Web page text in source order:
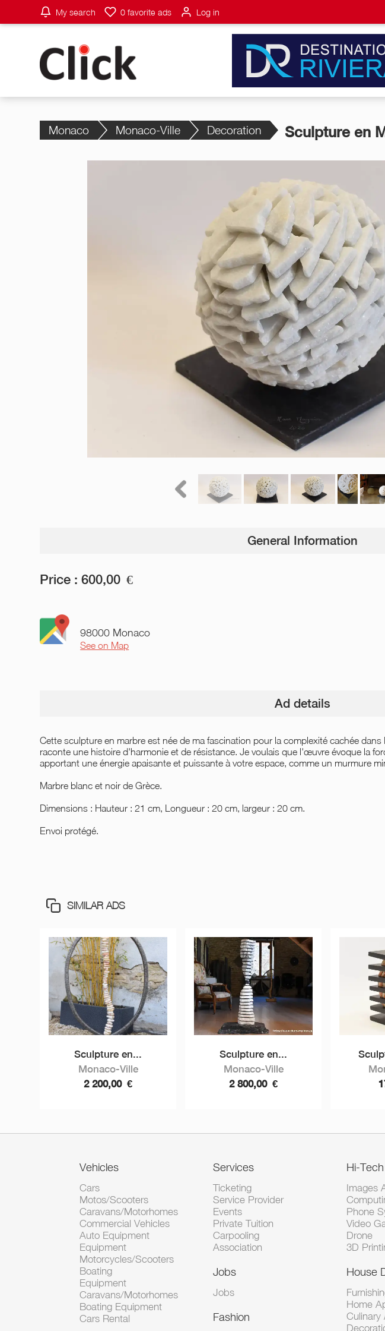
My search 0 favorite ads Log in
Monaco Monaco-Ville Decoration Sculpture en
General Information
Price : 600,00 €
98000 Monaco
See on Map
Ad details
Cette sculpture en marbre est née de ma fascination pour la complexité cachée
raconte une histoire d'harmonie et de résistance. Je voulais que l'œuvre évoque la
apportant une énergie apaisante et puissante à votre espace, comme un murmure
Marbre blanc et noir de Grèce.
Dimensions : Hauteur : 21 cm, Longueur : 20 cm, largeur : 20 cm.
Envoi protégé.
SIMILAR ADS
Sculpture en...
Monaco-Ville
2 200,00 €
Sculpture en...
Monaco-Ville
2 800,00 €
Vehicles
Cars
Motos/Scooters
Caravans/Motorhomes
Commercial Vehicles
Auto Equipment
Equipment
Motorcycles/Scooters
Boating
Equipment
Caravans/Motorhomes
Boating Equipment
Cars Rental
Services
Ticketing
Service Provider
Events
Private Tuition
Carpooling
Association
Jobs
Jobs
Fashion
Hi-Tech
Images
Phone
Video
Drone
3D
House
Home
Culinary